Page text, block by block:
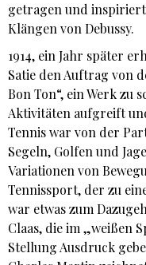
getragen und
Klängen von Debussy.
1914, ein Jahr später
Satie den Auftrag von
Bon Ton“, ein Werk zu
Aktivitäten aufgreift
Tennis war von der
Segeln, Golfen und
Variationen von
Tennissport, der zu
war etwas zum
Claas, die im „weißen
Stellung Ausdruck